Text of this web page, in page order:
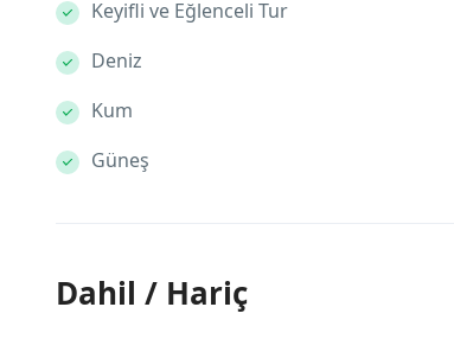
Keyifli ve Eğlenceli Tur
Deniz
Kum
Güneş
Dahil / Hariç